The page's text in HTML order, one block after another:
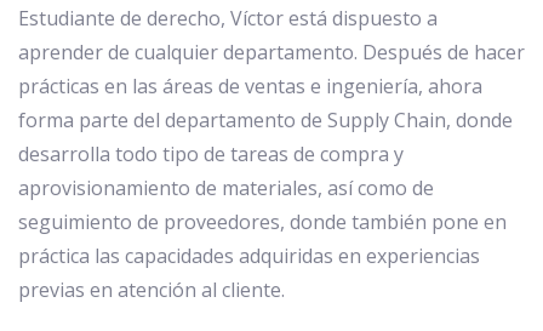
Estudiante de derecho, Víctor está dispuesto a
aprender de cualquier departamento. Después de hacer
prácticas en las áreas de ventas e ingeniería, ahora
forma parte del departamento de Supply Chain, donde
desarrolla todo tipo de tareas de compra y
aprovisionamiento de materiales, así como de
seguimiento de proveedores, donde también pone en
práctica las capacidades adquiridas en experiencias
previas en atención al cliente.